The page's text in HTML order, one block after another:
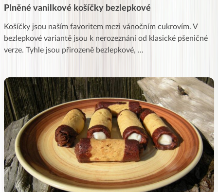
Plněné vanilkové košíčky bezlepkové
Košíčky jsou naším favoritem mezi vánočním cukrovím. V
bezlepkové variantě jsou k nerozeznání od klasické pšeničné
verze. Tyhle jsou přirozeně bezlepkové, ...